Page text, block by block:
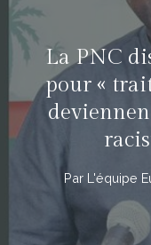
La PNC
pour «
Par L'équipe